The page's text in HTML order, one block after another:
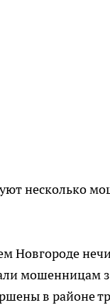
несколько
Новгороде
мошенницам
в районе